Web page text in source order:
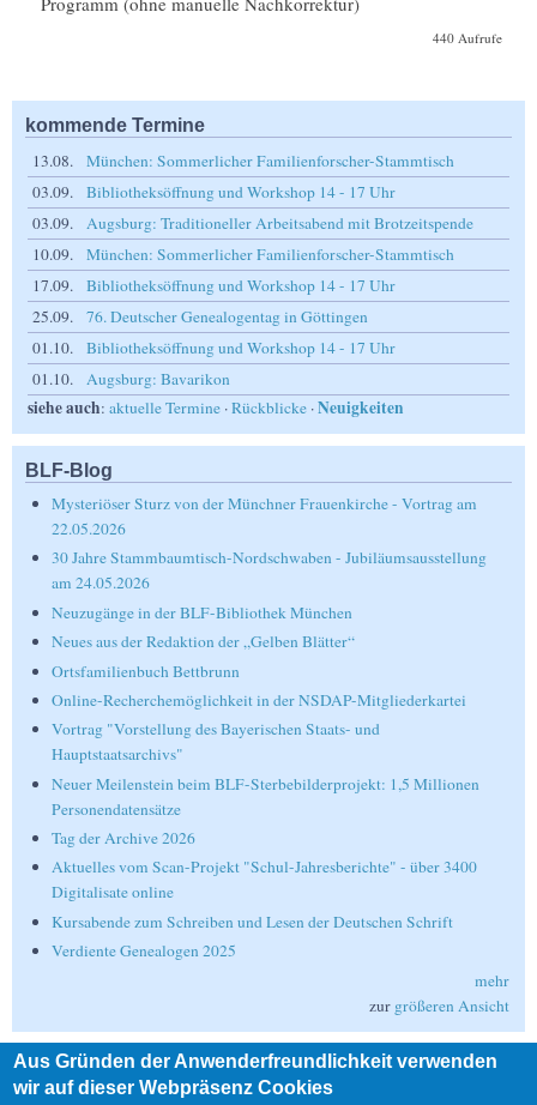
440 Aufrufe
kommende Termine
13.08.
München: Sommerlicher Familienforscher-Stammtisch
03.09.
Bibliotheksöffnung und Workshop 14 - 17 Uhr
03.09.
Augsburg: Traditioneller Arbeitsabend mit Brotzeitspende
10.09.
München: Sommerlicher Familienforscher-Stammtisch
17.09.
Bibliotheksöffnung und Workshop 14 - 17 Uhr
25.09.
76. Deutscher Genealogentag in Göttingen
01.10.
Bibliotheksöffnung und Workshop 14 - 17 Uhr
01.10.
Augsburg: Bavarikon
siehe auch: aktuelle Termine ·Rückblicke ·Neuigkeiten
BLF-Blog
Mysteriöser Sturz von der Münchner Frauenkirche - Vortrag am
22.05.2026
30 Jahre Stammbaumtisch-Nordschwaben - Jubiläumsausstellung
am 24.05.2026
Neuzugänge in der BLF-Bibliothek München
Neues aus der Redaktion der „Gelben Blätter“
Ortsfamilienbuch Bettbrunn
Online-Recherchemöglichkeit in der NSDAP-Mitgliederkartei
Vortrag "Vorstellung des Bayerischen Staats- und
Hauptstaatsarchivs"
Neuer Meilenstein beim BLF-Sterbebilderprojekt: 1,5 Millionen
Personendatensätze
Tag der Archive 2026
Aktuelles vom Scan-Projekt "Schul-Jahresberichte" - über 3400
Digitalisate online
Kursabende zum Schreiben und Lesen der Deutschen Schrift
Verdiente Genealogen 2025
mehr
zur größeren Ansicht
Suche
Aus Gründen der Anwenderfreundlichkeit verwenden
wir auf dieser Webpräsenz Cookies